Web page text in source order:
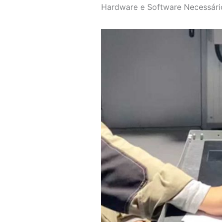
Hardware e Software